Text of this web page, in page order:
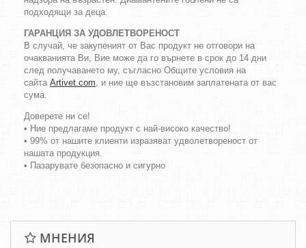
подходящи за деца.
ГАРАНЦИЯ ЗА УДОВЛЕТВОРЕНОСТ
В случай, че закупеният от Вас продукт не отговори на
очакванията Ви, Вие може да го върнете в срок до 14 дни
след получаването му, съгласно Общите условия на
сайта Artivet.com, и ние ще възстановим заплатената от вас
сума.
Доверете ни се!
• Ние предлагаме продукт с най-високо качество!
• 99% от нашите клиенти изразяват удволетвореност от
нашата продукция.
• Пазарувате безопасно и сигурно
МНЕНИЯ